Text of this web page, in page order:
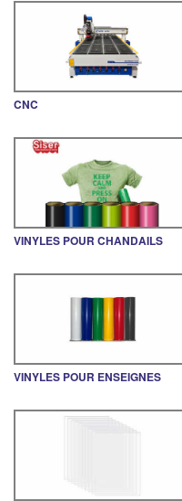
CNC
VINYLES POUR CHANDAILS
VINYLES POUR ENSEIGNES